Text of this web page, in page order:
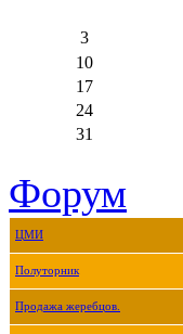
3
10
17
24
31
Форум
ЦМИ
Полуторник
Продажа жеребцов.